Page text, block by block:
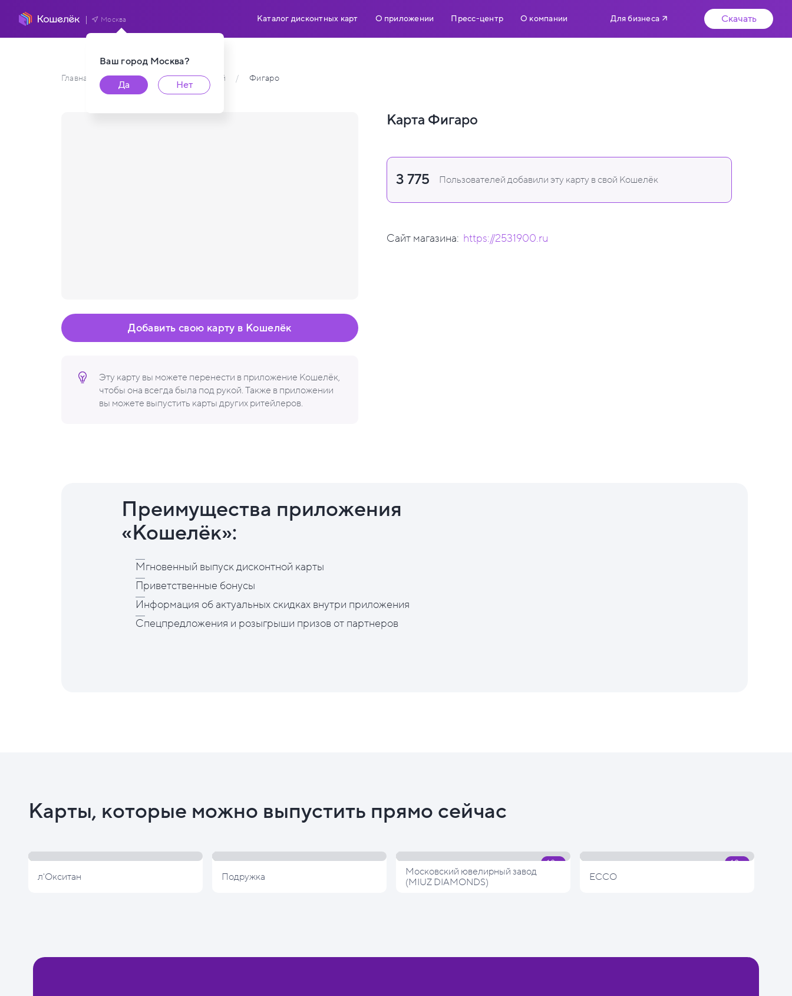
Ваш город Москва?
Да
Нет
Москва Каталог дисконтных карт О приложении Пресс-центр О компании Для бизнеса Скачать
Главная / Каталог карт пользователей / Фигаро
Эту карту вы можете перенести в приложение Кошелёк,
чтобы она всегда была под рукой. Также в приложении
вы можете выпустить карты других ритейлеров.
Добавить свою карту в Кошелёк
Карта Фигаро
3 775 Пользователей добавили эту карту в свой Кошелёк
Сайт магазина: https://2531900.ru
Преимущества приложения
«Кошелёк»:
Мгновенный выпуск дисконтной карты
Приветственные бонусы
Информация об актуальных скидках внутри приложения
Спецпредложения и розыгрыши призов от партнеров
Карты, которые можно выпустить прямо сейчас
л'Окситан Подружка
Московский ювелирный завод
(MIUZ DIAMONDS)
ECCO